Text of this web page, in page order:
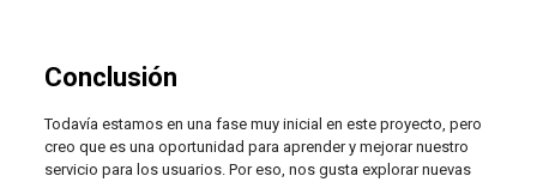
Conclusión
Todavía estamos en una fase muy inicial en este proyecto, pero
creo que es una oportunidad para aprender y mejorar nuestro
servicio para los usuarios. Por eso, nos gusta explorar nuevas